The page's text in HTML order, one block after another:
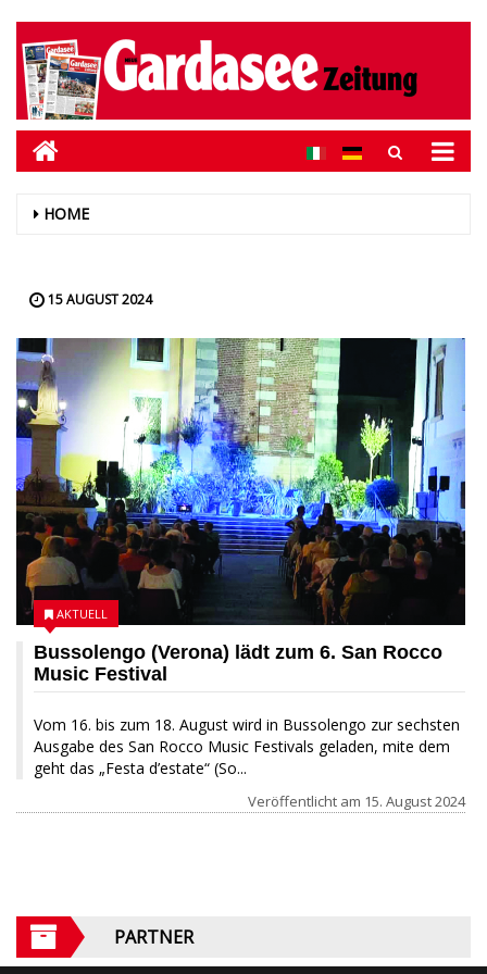
HOME
15 AUGUST 2024
Bussolengo (Verona) lädt zum 6. San Rocco
Music Festival
Vom 16. bis zum 18. August wird in Bussolengo zur sechsten
Ausgabe des San Rocco Music Festivals geladen, mite dem
geht das „Festa d’estate“ (So...
AKTUELL
Veröffentlicht am 15. August 2024
PARTNER